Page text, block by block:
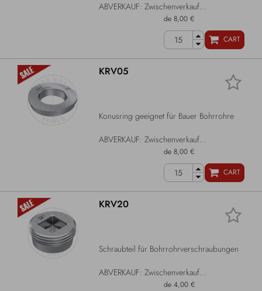
ABVERKAUF: Zwischenverkauf...
de 8,00 €
CART
KRV05
Konusring geeignet für Bauer Bohrrohre
ABVERKAUF: Zwischenverkauf...
de 8,00 €
CART
KRV20
Schraubteil für Bohrrohrverschraubungen
ABVERKAUF: Zwischenverkauf...
de 4,00 €